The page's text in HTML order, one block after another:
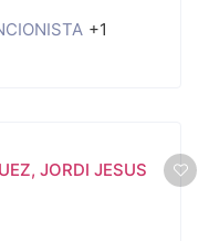
+1
JORDI JESUS